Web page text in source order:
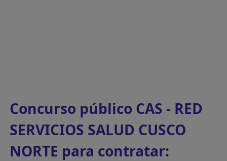
Concurso público CAS - RED
SERVICIOS SALUD CUSCO
NORTE para contratar: